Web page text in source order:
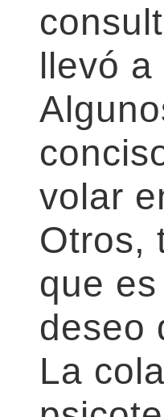
llevó
volar
Otros,
que
deseo
La